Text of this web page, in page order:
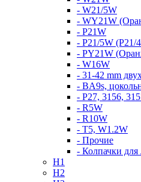
- W21/5W
- WY21W
- P21W
- P21/5W (P21/
- PY21W
- W16W
- 31-42 mm
- BA9s,
- P27, 3156,
- R5W
- R10W
- T5, W1.2W
- Прочие
- Колпачки для
H1
H2